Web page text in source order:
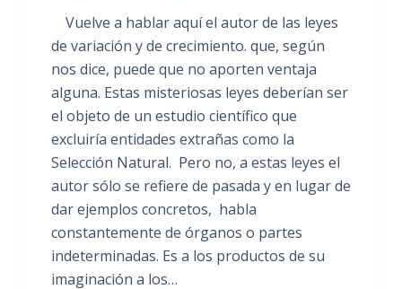
Vuelve a hablar aquí el autor de las leyes
de variación y de crecimiento. que, según
nos dice, puede que no aporten ventaja
alguna. Estas misteriosas leyes deberían ser
el objeto de un estudio científico que
excluiría entidades extrañas como la
Selección Natural. Pero no, a estas leyes el
autor sólo se refiere de pasada y en lugar de
dar ejemplos concretos, habla
constantemente de órganos o partes
indeterminadas. Es a los productos de su
imaginación a los…